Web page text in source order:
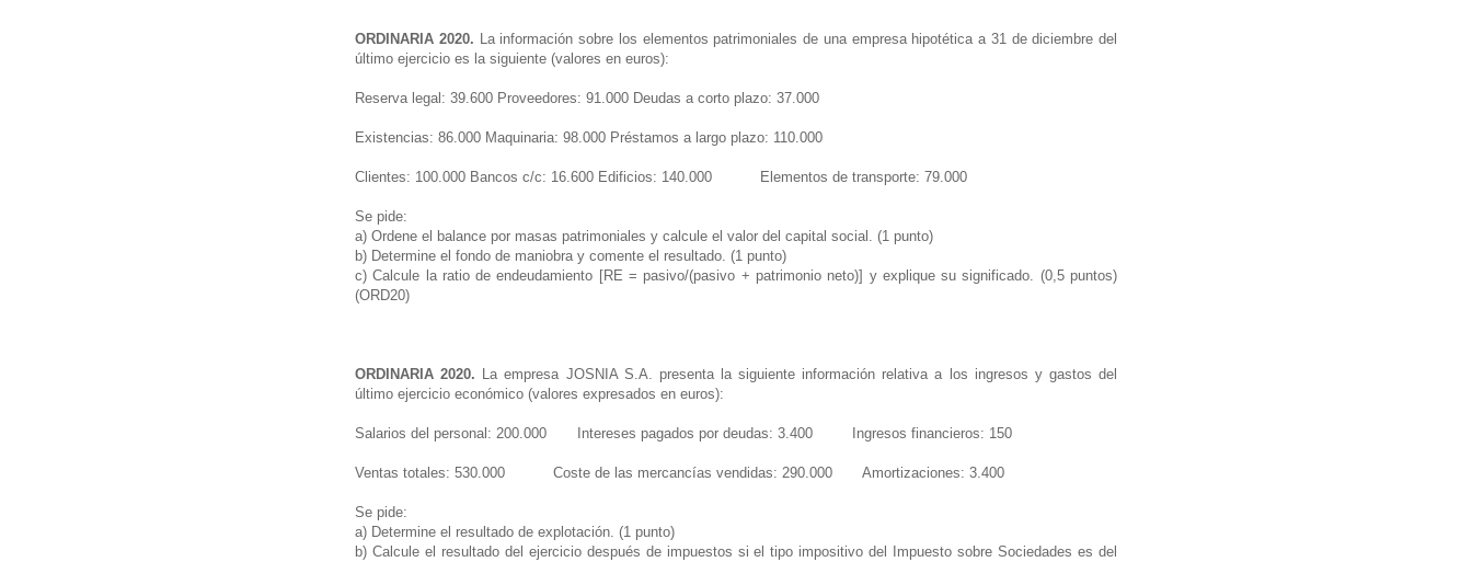
ORDINARIA 2020. La información sobre los elementos patrimoniales de una empresa hipotética a 31 de diciembre del
último ejercicio es la siguiente (valores en euros):
Reserva legal: 39.600 Proveedores: 91.000 Deudas a corto plazo: 37.000
Existencias: 86.000 Maquinaria: 98.000 Préstamos a largo plazo: 110.000
Clientes: 100.000 Bancos c/c: 16.600 Edificios: 140.000 Elementos de transporte: 79.000
Se pide:
a) Ordene el balance por masas patrimoniales y calcule el valor del capital social. (1 punto)
b) Determine el fondo de maniobra y comente el resultado. (1 punto)
c) Calcule la ratio de endeudamiento [RE = pasivo/(pasivo + patrimonio neto)] y explique su significado. (0,5 puntos)
(ORD20)
ORDINARIA 2020. La empresa JOSNIA S.A. presenta la siguiente información relativa a los ingresos y gastos del
último ejercicio económico (valores expresados en euros):
Salarios del personal: 200.000 Intereses pagados por deudas: 3.400 Ingresos financieros: 150
Ventas totales: 530.000 Coste de las mercancías vendidas: 290.000 Amortizaciones: 3.400
Se pide:
a) Determine el resultado de explotación. (1 punto)
b) Calcule el resultado del ejercicio después de impuestos si el tipo impositivo del Impuesto sobre Sociedades es del